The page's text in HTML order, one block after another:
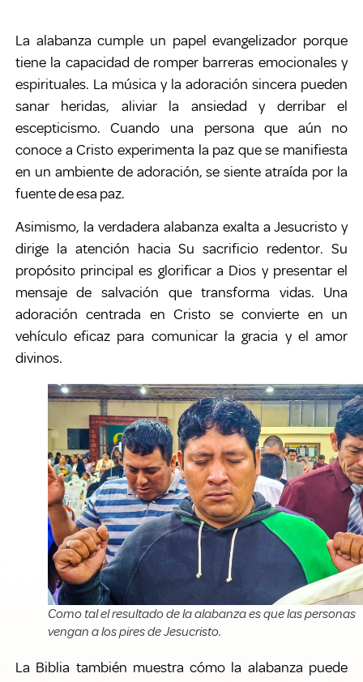
La alabanza cumple un papel evangelizador porque
tiene la capacidad de romper barreras emocionales y
espirituales. La música y la adoración sincera pueden
sanar heridas, aliviar la ansiedad y derribar el
escepticismo. Cuando una persona que aún no
conoce a Cristo experimenta la paz que se manifiesta
en un ambiente de adoración, se siente atraída por la
fuente de esa paz.
Asimismo, la verdadera alabanza exalta a Jesucristo y
dirige la atención hacia Su sacrificio redentor. Su
propósito principal es glorificar a Dios y presentar el
mensaje de salvación que transforma vidas. Una
adoración centrada en Cristo se convierte en un
vehículo eficaz para comunicar la gracia y el amor
divinos.
Como tal el resultado de la alabanza es que las personas
vengan a los pires de Jesucristo.
La Biblia también muestra cómo la alabanza puede